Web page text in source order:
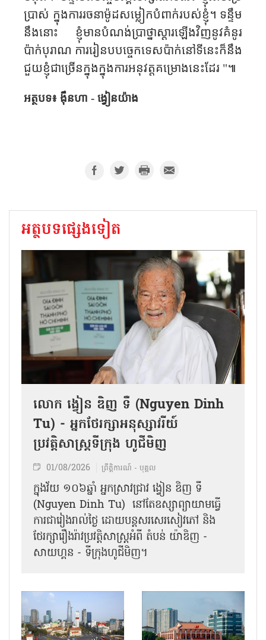
ប្រាស់​ ក្នុង​ការ​រចនាម៉ូដ​សម្លៀក​បំពាក់​របស់​ខ្ញុំ​។ ទន្ទឹម​
នឹង​នោះ ខ្ញុំ​មាន​បំណង់ប្រាថ្នា​ស្តារឡើង​វិញ​នូវគំនូរ​
ប៉ាក់​បុរាណ ការរៀន​បបច្ចេកទេសប៉ាក់​នៅ​ទី​នេះ​ក៏​នឹង​
ជួយ​ខ្ញុំ​ជាច្រើនក្នុងក្នុង​ការ​អនុវត្ត​គម្រោងនេះ​ដែរ​ "៕
អត្ថបទ៖ ង៉ឹនហា - ង្វៀនយ៉ាង
អត្ថបទផ្សេងទៀត
លោក ង្វៀន ឌិញ ទឺ (Nguyen Dinh
Tu) - អ្នកថែរក្សាអនុស្សាវរីយ៍
ប្រវត្តិសាស្ត្រទីក្រុង ហូជីមិញ
01/08/2026 ព្រឹត្តិការណ៍ - បុគ្គល
ក្នុងវ័យ ១០៦ឆ្នាំ អ្នកស្រាវជ្រាវ ង្វៀន ឌិញ ទឺ
(Nguyen Dinh Tu) នៅតែឧស្សាព្យាយាមធ្វើ
ការជារៀងរាល់ថ្ងៃ ដោយបន្តសរសេរសៀវភៅ និង
ថែរក្សារឿងរ៉ាវប្រវត្តិសាស្ត្រអំពី តំបន់ យ៉ាឌិញ -
សាយហ្គន - ទីក្រុង​​ហូជីមិញ។